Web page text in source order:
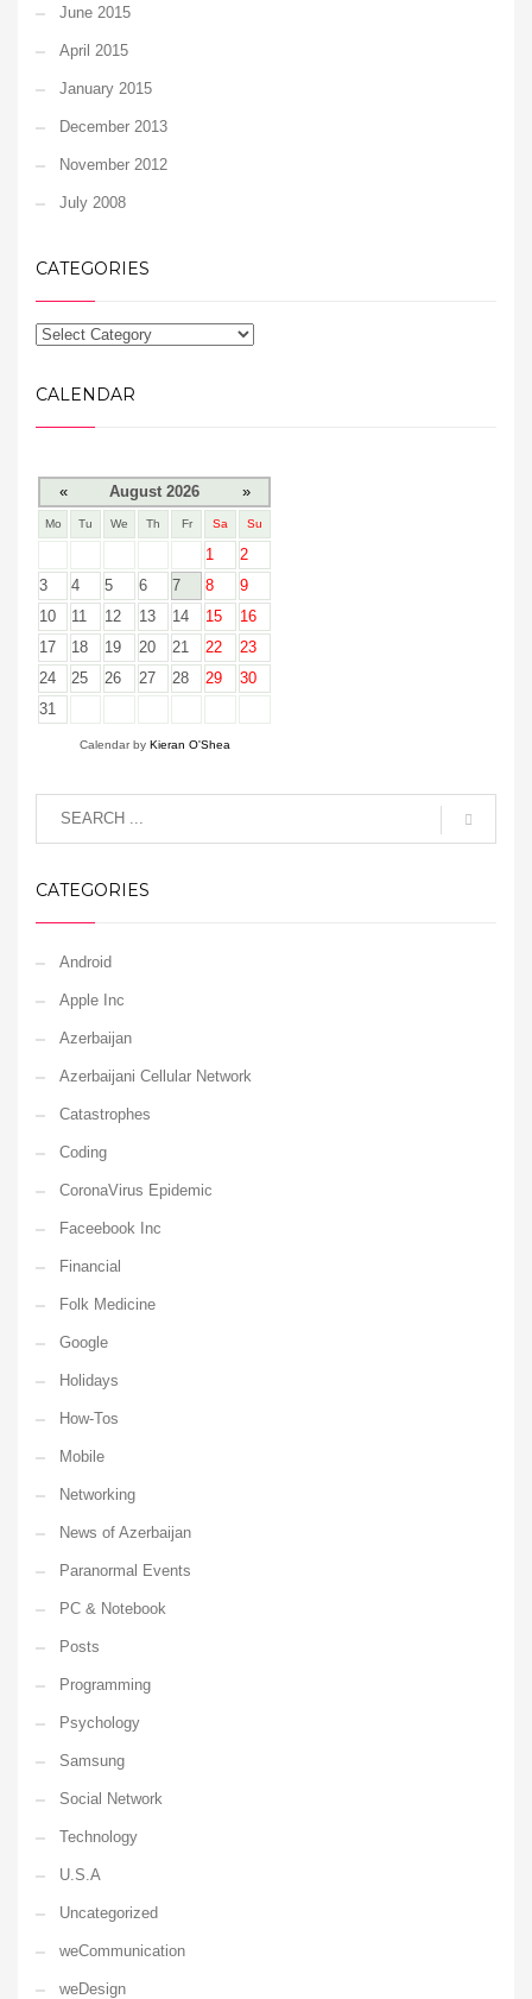
June 2015
April 2015
January 2015
December 2013
November 2012
July 2008
CATEGORIES
CALENDAR
« August 2026 »
Mo Tu We Th Fr Sa Su
1
2
3
4 5 6 7 8
9
10
11 12 13 14 15
16
17
18 19 20 21 22
23
24
25 26 27 28 29
30
31
Calendar by Kieran O'Shea
CATEGORIES
Android
Apple Inc
Azerbaijan
Azerbaijani Cellular Network
Catastrophes
Coding
CoronaVirus Epidemic
Faceebook Inc
Financial
Folk Medicine
Google
Holidays
How-Tos
Mobile
Networking
News of Azerbaijan
Paranormal Events
PC & Notebook
Posts
Programming
Psychology
Samsung
Social Network
Technology
U.S.A
Uncategorized
weCommunication
weDesign